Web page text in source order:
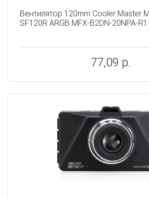
Вентилятор 120mm Cooler Master
SF120R ARGB MFX-B2DN-20NPA-R1
77,09 р.